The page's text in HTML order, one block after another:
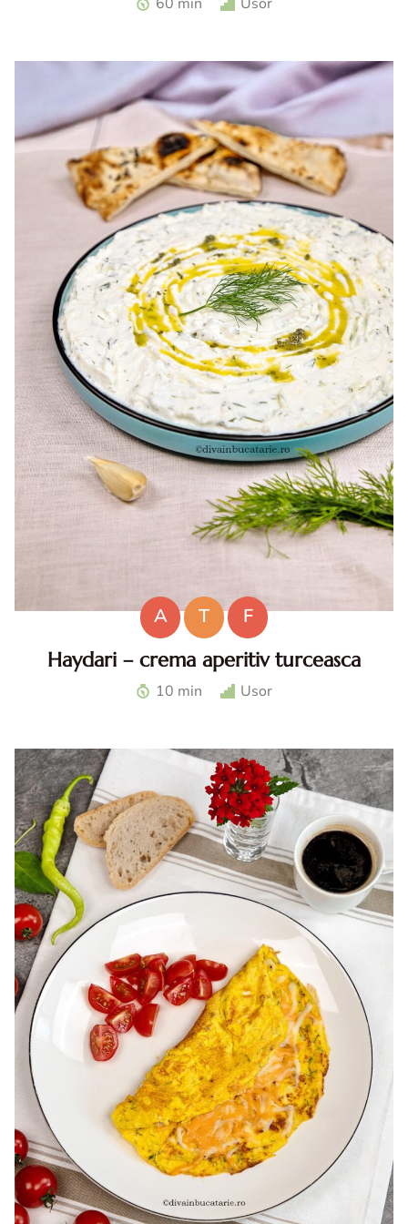
60 min Usor
A T
F
Haydari – crema aperitiv turceasca
Haydari. Haydari reteta. Haydari turcesc. Ccrema aperitiv
turceasca. Sos haydari. Aperitiv cu iaurt.
10 min Usor